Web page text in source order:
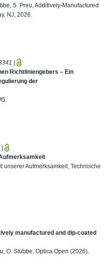
S. Preu, Additively-Manufactured
NJ, 2026.
|
Richtliniengebers – Ein
der
|
unserer Aufmerksamkeit, Technische
manufactured and dip-coated
O. Stübbe, Optica Open (2026).